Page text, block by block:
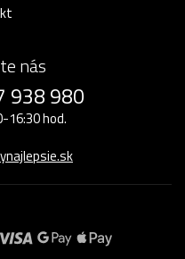
nás
938 980
16:30 hod.